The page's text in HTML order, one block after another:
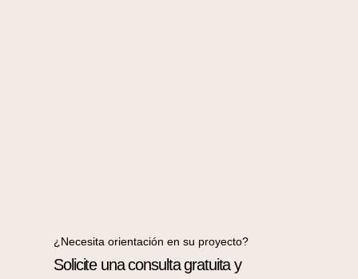
¿Necesita orientación en su proyecto?
Solicite una consulta gratuita y